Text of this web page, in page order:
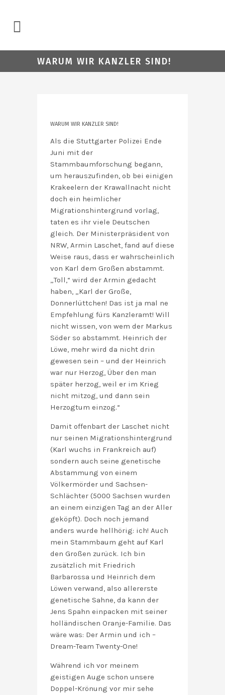
WARUM WIR KANZLER SIND!
WARUM WIR KANZLER SIND!
Als die Stuttgarter Polizei Ende
Juni mit der
Stammbaumforschung begann,
um herauszufinden, ob bei einigen
Krakeelern der Krawallnacht nicht
doch ein heimlicher
Migrationshintergrund vorlag,
taten es ihr viele Deutschen
gleich. Der Ministerpräsident von
NRW, Armin Laschet, fand auf diese
Weise raus, dass er wahrscheinlich
von Karl dem Großen abstammt.
„Toll,“ wird der Armin gedacht
haben, „Karl der Große,
Donnerlüttchen! Das ist ja mal ne
Empfehlung fürs Kanzleramt! Will
nicht wissen, von wem der Markus
Söder so abstammt. Heinrich der
Löwe, mehr wird da nicht drin
gewesen sein – und der Heinrich
war nur Herzog, Über den man
später herzog, weil er im Krieg
nicht mitzog, und dann sein
Herzogtum einzog.“
Damit offenbart der Laschet nicht
nur seinen Migrationshintergrund
(Karl wuchs in Frankreich auf)
sondern auch seine genetische
Abstammung von einem
Völkermörder und Sachsen-
Schlächter (5000 Sachsen wurden
an einem einzigen Tag an der Aller
geköpft). Doch noch jemand
anders wurde hellhörig: ich! Auch
mein Stammbaum geht auf Karl
den Großen zurück. Ich bin
zusätzlich mit Friedrich
Barbarossa und Heinrich dem
Löwen verwand, also allererste
genetische Sahne, da kann der
Jens Spahn einpacken mit seiner
holländischen Oranje-Familie. Das
wäre was: Der Armin und ich –
Dream-Team Twenty-One!
Während ich vor meinem
geistigen Auge schon unsere
Doppel-Krönung vor mir sehe